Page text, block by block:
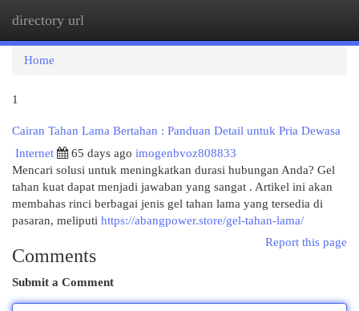
directory url
Home
1
Cairan Tahan Lama Bertahan : Panduan Detail untuk Pria Dewasa
Internet
65 days ago imogenbvoz808833
Mencari solusi untuk meningkatkan durasi hubungan Anda? Gel
tahan kuat dapat menjadi jawaban yang sangat . Artikel ini akan
membahas rinci berbagai jenis gel tahan lama yang tersedia di
pasaran, meliputi https://abangpower.store/gel-tahan-lama/
Report this page
Comments
Submit a Comment